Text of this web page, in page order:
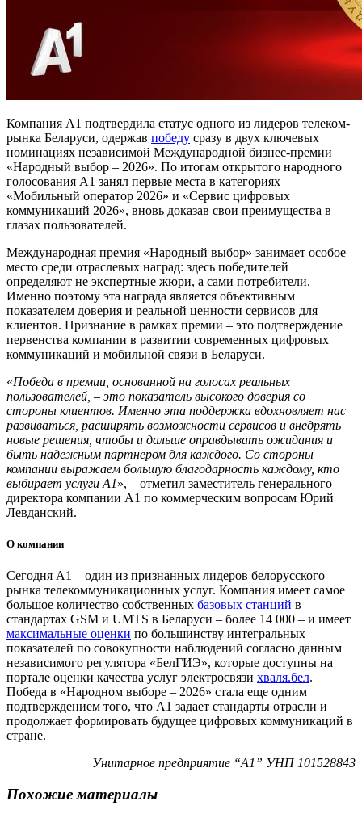
Компания А1 подтвердила статус одного из лидеров телеком-
рынка Беларуси, одержав победу сразу в двух ключевых
номинациях независимой Международной бизнес-премии
«Народный выбор – 2026». По итогам открытого народного
голосования А1 занял первые места в категориях
«Мобильный оператор 2026» и «Сервис цифровых
коммуникаций 2026», вновь доказав свои преимущества в
глазах пользователей.
Международная премия «Народный выбор» занимает особое
место среди отраслевых наград: здесь победителей
определяют не экспертные жюри, а сами потребители.
Именно поэтому эта награда является объективным
показателем доверия и реальной ценности сервисов для
клиентов. Признание в рамках премии – это подтверждение
первенства компании в развитии современных цифровых
коммуникаций и мобильной связи в Беларуси.
«Победа в премии, основанной на голосах реальных
пользователей, – это показатель высокого доверия со
стороны клиентов. Именно эта поддержка вдохновляет нас
развиваться, расширять возможности сервисов и внедрять
новые решения, чтобы и дальше оправдывать ожидания и
быть надежным партнером для каждого. Со стороны
компании выражаем большую благодарность каждому, кто
выбирает услуги А1», – отметил заместитель генерального
директора компании А1 по коммерческим вопросам Юрий
Левданский.
О компании
Сегодня А1 – один из признанных лидеров белорусского
рынка телекоммуникационных услуг. Компания имеет самое
большое количество собственных базовых станций в
стандартах GSM и UMTS в Беларуси – более 14 000 – и имеет
максимальные оценки по большинству интегральных
показателей по совокупности наблюдений согласно данным
независимого регулятора «БелГИЭ», которые доступны на
портале оценки качества услуг электросвязи хваля.бел.
Победа в «Народном выборе – 2026» стала еще одним
подтверждением того, что А1 задает стандарты отрасли и
продолжает формировать будущее цифровых коммуникаций в
стране.
Унитарное предприятие “А1” УНП 101528843
Похожие материалы